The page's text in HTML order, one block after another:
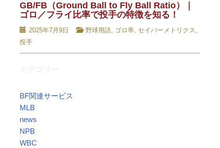
GB/FB（Ground Ball to Fly Ball Ratio）｜
ゴロ／フライ比率で投手の特徴を知る！
2025年7月9日 野球用語, ゴロ率, セイバーメトリクス,
投手
BF関連サービス
MLB
news
NPB
WBC